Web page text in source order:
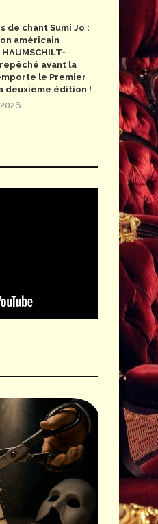
de chant Sumi Jo :
américain
HAUMSCHILT-
repêché avant la
le Premier
deuxième édition !